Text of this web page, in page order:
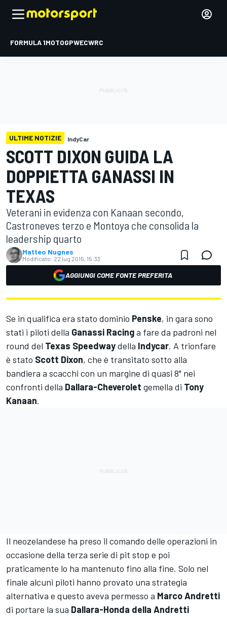
FORMULA 1MOTOGPWECWRC
ULTIME NOTIZIE IndyCar
SCOTT DIXON GUIDA LA
DOPPIETTA GANASSI IN
TEXAS
Veterani in evidenza con Kanaan secondo,
Castroneves terzo e Montoya che consolida la
leadership quarto
Matteo Nugnes
Modificato: 22 lug 2015, 15:33
AGGIUNGI COME FONTE PREFERITA
Se in qualifica era stato dominio Penske, in gara sono
stati i piloti della Ganassi Racinga fare da padroni nel
round del Texas Speedwaydella Indycar. A trionfare
è stato Scott Dixon, che è transitato sotto alla
bandiera a scacchi con un margine di quasi 8" nei
confronti della Dallara-Cheverolet gemella di Tony
Kanaan.
Il neozelandese ha preso il comando delle operazioni in
occasione della terza serie di pit stop e poi
praticamente lo ha mantenuto fino alla fine. Solo nel
finale alcuni piloti hanno provato una strategia
alternativa e questo aveva permesso a Marco Andretti
di portare la sua Dallara-Honda della Andretti